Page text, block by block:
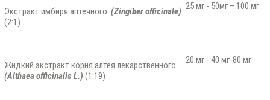
Экстракт имбиря аптечного (Zingiber officinale)
(2:1)
25 мг - 50мг – 100 мг
Жидкий экстракт корня алтея лекарственного
(Althaea officinalis L.) (1:19)
20 мг - 40 мг-80 мг